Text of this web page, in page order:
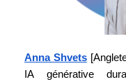
Anna Shvets
IA générative